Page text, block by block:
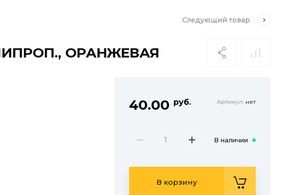
Следующий товар
ОРАНЖЕВАЯ
40.00 руб. Артикул: нет
В наличии
В корзину